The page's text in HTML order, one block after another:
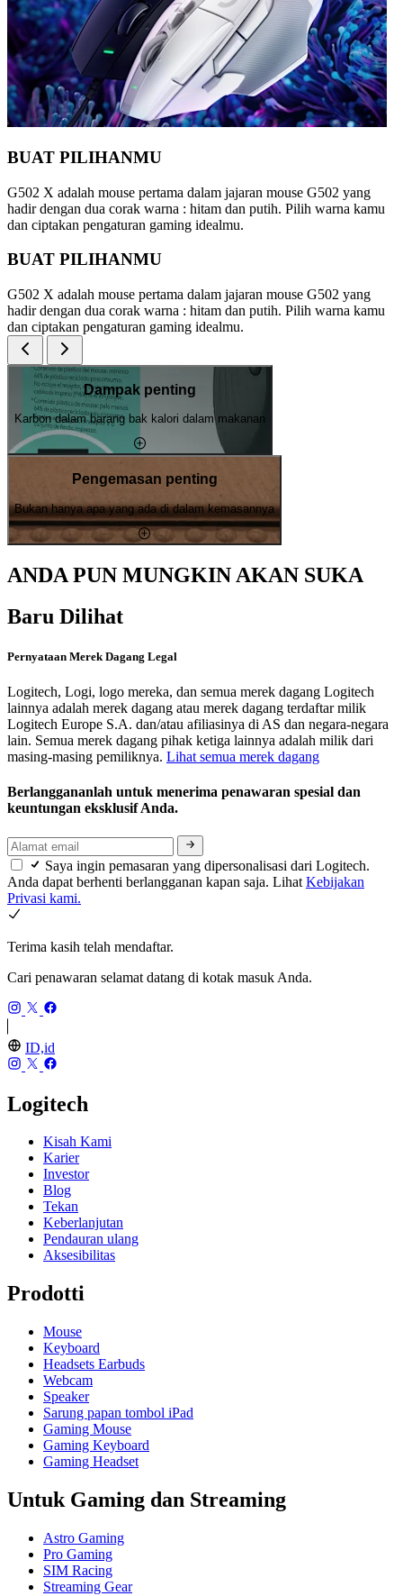
BUAT PILIHANMU
G502 X adalah mouse pertama dalam jajaran mouse G502 yang
hadir dengan dua corak warna : hitam dan putih. Pilih warna kamu
dan ciptakan pengaturan gaming idealmu.
BUAT PILIHANMU
G502 X adalah mouse pertama dalam jajaran mouse G502 yang
hadir dengan dua corak warna : hitam dan putih. Pilih warna kamu
dan ciptakan pengaturan gaming idealmu.
Dampak penting
Karbon dalam barang bak kalori dalam makanan
Pengemasan penting
Bukan hanya apa yang ada di dalam kemasannya
ANDA PUN MUNGKIN AKAN SUKA
Baru Dilihat
Pernyataan Merek Dagang Legal
Logitech, Logi, logo mereka, dan semua merek dagang Logitech
lainnya adalah merek dagang atau merek dagang terdaftar milik
Logitech Europe S.A. dan/atau afiliasinya di AS dan negara-negara
lain. Semua merek dagang pihak ketiga lainnya adalah milik dari
masing-masing pemiliknya. Lihat semua merek dagang
Berlanggananlah untuk menerima penawaran spesial dan
keuntungan eksklusif Anda.
Saya ingin pemasaran yang dipersonalisasi dari Logitech.
Anda dapat berhenti berlangganan kapan saja. Lihat Kebijakan
Privasi kami.
Terima kasih telah mendaftar.
Cari penawaran selamat datang di kotak masuk Anda.
ID,id
Logitech
Kisah Kami
Karier
Investor
Blog
Tekan
Keberlanjutan
Pendauran ulang
Aksesibilitas
Prodotti
Mouse
Keyboard
Headsets Earbuds
Webcam
Speaker
Sarung papan tombol iPad
Gaming Mouse
Gaming Keyboard
Gaming Headset
Untuk Gaming dan Streaming
Astro Gaming
Pro Gaming
SIM Racing
Streaming Gear